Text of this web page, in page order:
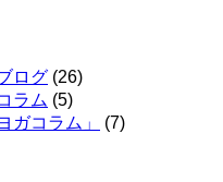
ログ (26)
ラム (5)
ガコラム」
(7)